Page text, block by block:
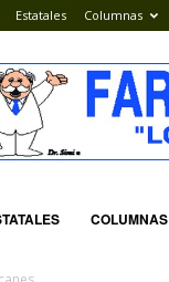
Estatales Columnas
COLUMNAS